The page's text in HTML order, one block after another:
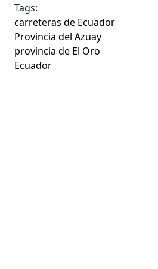
Tags:
carreteras de Ecuador
Provincia del Azuay
provincia de El Oro
Ecuador